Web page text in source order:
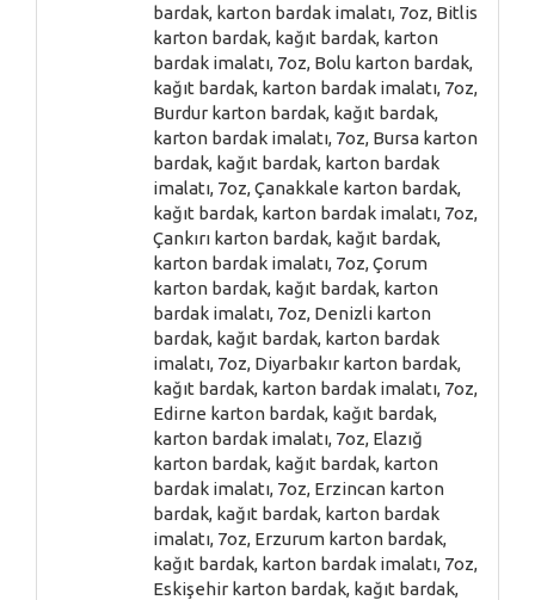
bardak, karton bardak imalatı, 7oz, Bitlis
karton bardak, kağıt bardak, karton
bardak imalatı, 7oz, Bolu karton bardak,
kağıt bardak, karton bardak imalatı, 7oz,
Burdur karton bardak, kağıt bardak,
karton bardak imalatı, 7oz, Bursa karton
bardak, kağıt bardak, karton bardak
imalatı, 7oz, Çanakkale karton bardak,
kağıt bardak, karton bardak imalatı, 7oz,
Çankırı karton bardak, kağıt bardak,
karton bardak imalatı, 7oz, Çorum
karton bardak, kağıt bardak, karton
bardak imalatı, 7oz, Denizli karton
bardak, kağıt bardak, karton bardak
imalatı, 7oz, Diyarbakır karton bardak,
kağıt bardak, karton bardak imalatı, 7oz,
Edirne karton bardak, kağıt bardak,
karton bardak imalatı, 7oz, Elazığ
karton bardak, kağıt bardak, karton
bardak imalatı, 7oz, Erzincan karton
bardak, kağıt bardak, karton bardak
imalatı, 7oz, Erzurum karton bardak,
kağıt bardak, karton bardak imalatı, 7oz,
Eskişehir karton bardak, kağıt bardak,